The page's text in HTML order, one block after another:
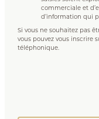
commerciale et
d’information qui
Si vous ne souhaitez pas
vous pouvez vous inscrire
téléphonique.